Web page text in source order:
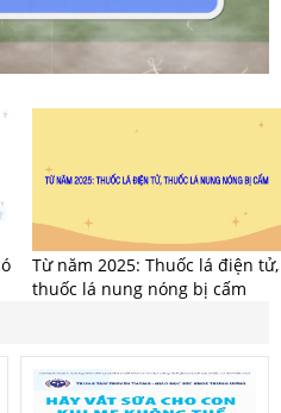
Từ năm 2025: Thuốc lá điện tử,
thuốc lá nung nóng bị cấm